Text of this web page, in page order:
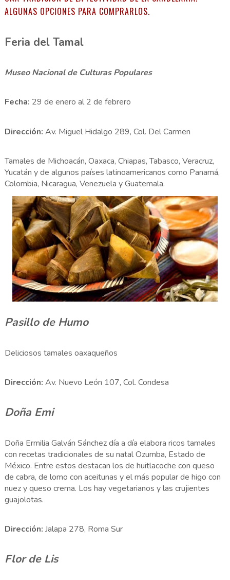
ALGUNAS OPCIONES PARA COMPRARLOS.
Feria del Tamal
Museo Nacional de Culturas Populares
Fecha: 29 de enero al 2 de febrero
Dirección: Av. Miguel Hidalgo 289, Col. Del Carmen
Tamales de Michoacán, Oaxaca, Chiapas, Tabasco, Veracruz,
Yucatán y de algunos países latinoamericanos como Panamá,
Colombia, Nicaragua, Venezuela y Guatemala.
Pasillo de Humo
Deliciosos tamales oaxaqueños
Dirección: Av. Nuevo León 107, Col. Condesa
Doña Emi
Doña Ermilia Galván Sánchez día a día elabora ricos tamales
con recetas tradicionales de su natal Ozumba, Estado de
México. Entre estos destacan los de huitlacoche con queso
de cabra, de lomo con aceitunas y el más popular de higo con
nuez y queso crema. Los hay vegetarianos y las crujientes
guajolotas.
Dirección: Jalapa 278, Roma Sur
Flor de Lis